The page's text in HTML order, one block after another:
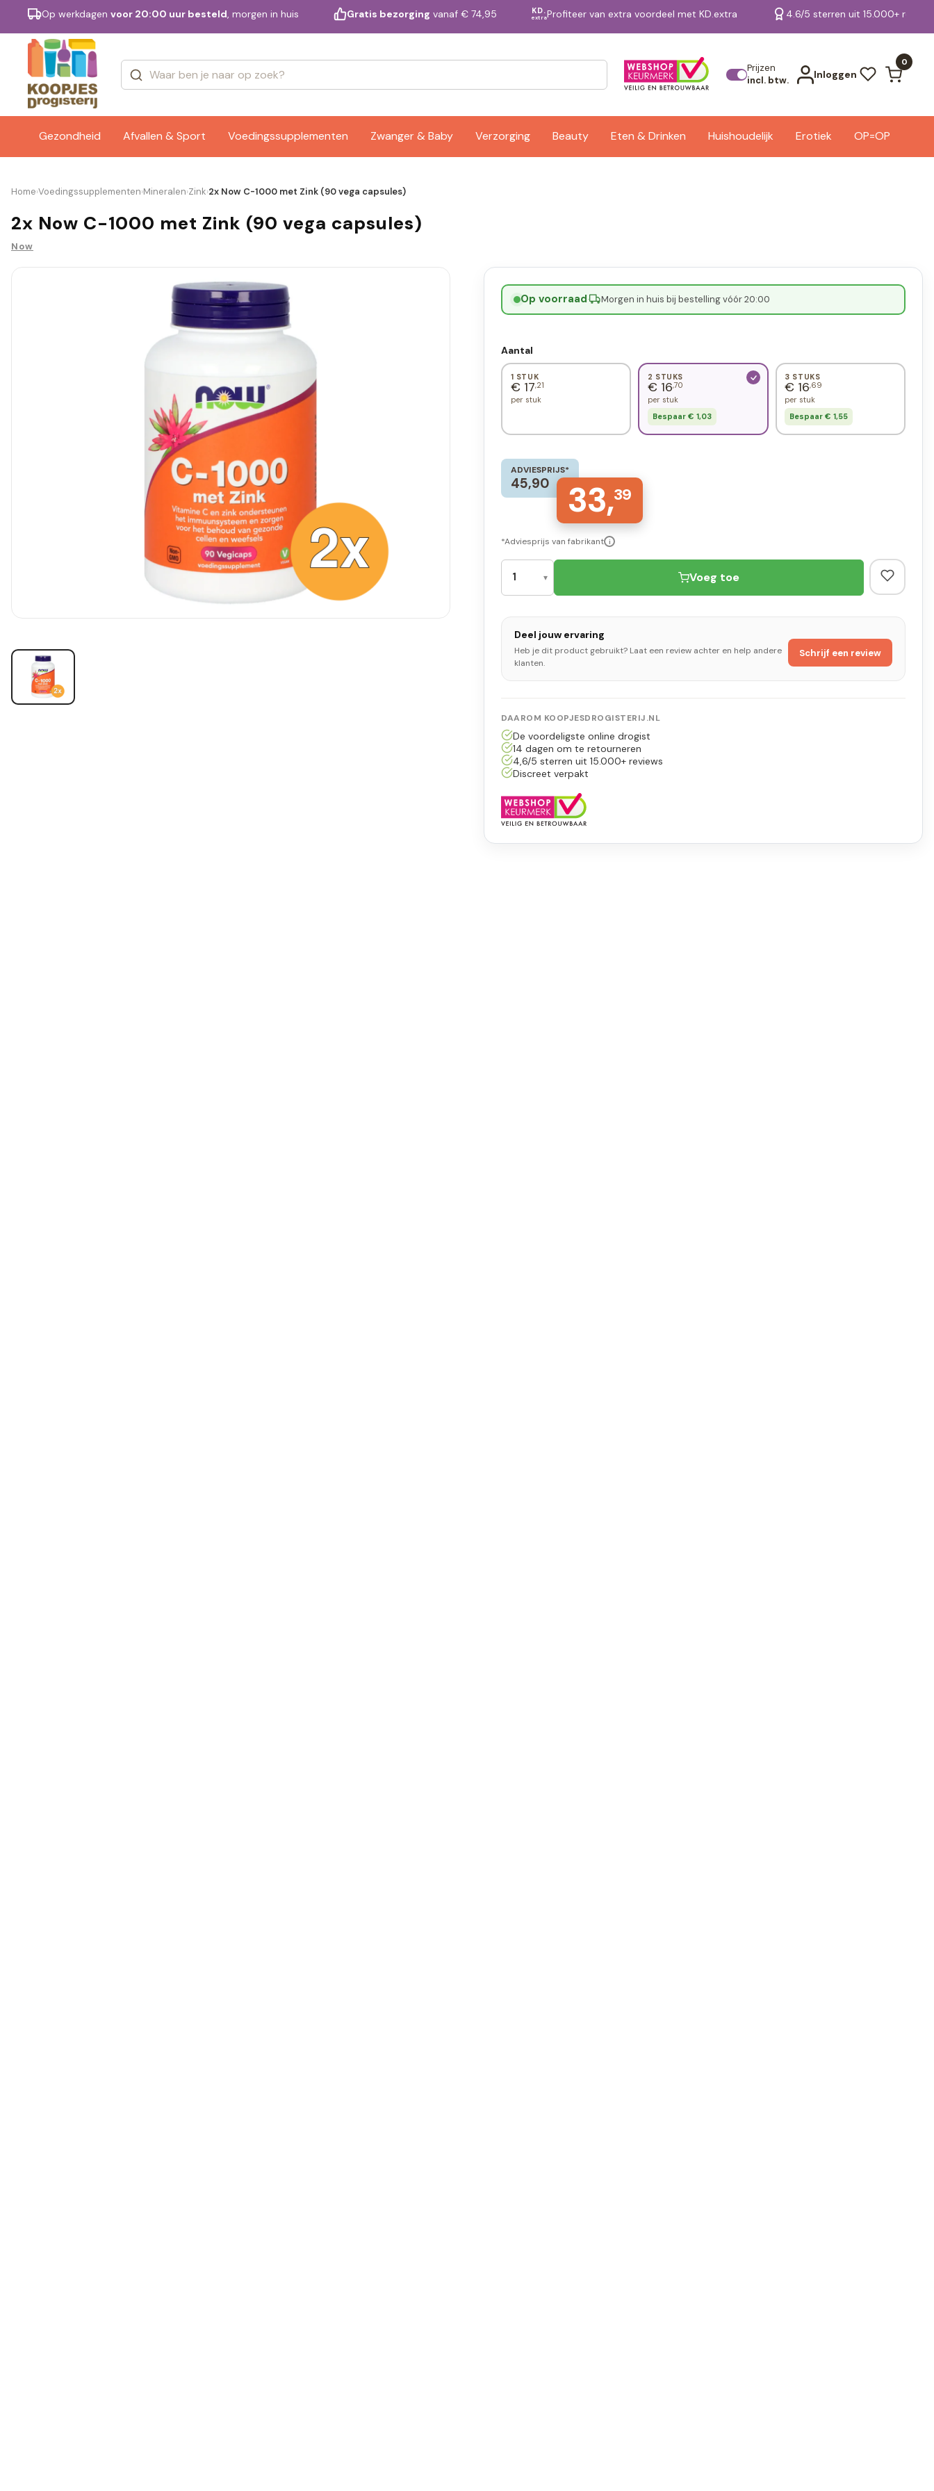
Op werkdagen voor 20:00 uur besteld, morgen in huis Gratis bezorging vanaf € 74,95 KD.
extraProfiteer van extra voordeel met KD.extra 4.6/5 sterren uit 15.000+
Prijzen
incl. btw.
Inloggen
0
Gezondheid Afvallen & Sport Voedingssupplementen Zwanger & Baby Verzorging Beauty Eten & Drinken Huishoudelijk Erotiek OP=OP
Merken Bekijk alle resultaten
Home›Voedingssupplementen›Mineralen›Zink›2x Now C-1000 met Zink (90 vega capsules)
2x Now C-1000 met Zink (90 vega capsules)
Now
Op voorraad· Morgen in huis bij bestelling vóór 20:00
Aantal
1 STUK
€ 17,21
per stuk
2 STUKS
€ 16,70
per stuk
Bespaar € 1,03
3 STUKS
€ 16,69
per stuk
Bespaar € 1,55
ADVIESPRIJS*
45,90 33,39
*Adviesprijs van fabrikant i
Voeg toe
Deel jouw ervaring
Heb je dit product gebruikt? Laat een review achter en help andere
klanten.
Schrijf een review
DAAROM KOOPJESDROGISTERIJ.NL
De voordeligste online drogist
14 dagen om te retourneren
4,6/5 sterren uit 15.000+ reviews
Discreet verpakt